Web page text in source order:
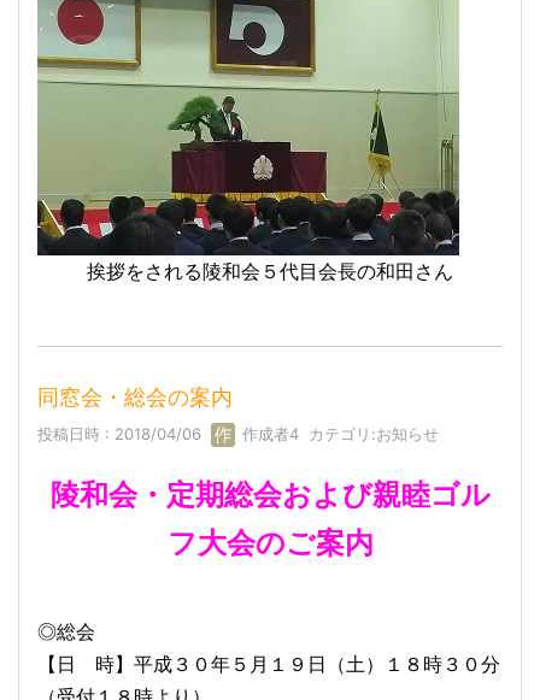
挨拶をされる陵和会５代目会長の和田さん
同窓会・総会の案内
投稿日時 : 2018/04/06 作成者4 カテゴリ:お知らせ
陵和会・定期総会および親睦ゴル
フ大会のご案内
◎総会
【日 時】平成３０年５月１９日（土）１８時３０分